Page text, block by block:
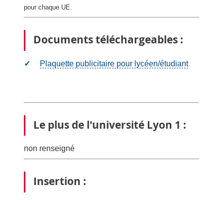
pour chaque UE.
Documents téléchargeables :
Plaquette publicitaire pour lycéen/étudiant
Le plus de l'université Lyon 1 :
non renseigné
Insertion :